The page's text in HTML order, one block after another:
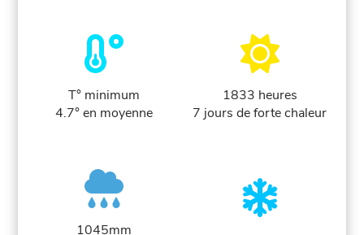
T° minimum
4.7° en moyenne
1833 heures
7 jours de forte chaleur
1045mm